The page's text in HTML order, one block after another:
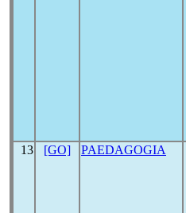
13 [GO] PAEDAGOGIA